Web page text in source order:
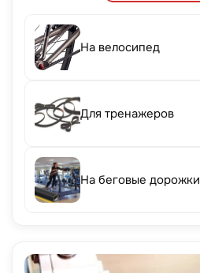
На велосипед
Для тренажеров
На беговые дорожки